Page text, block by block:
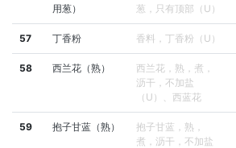
用葱） 葱，只有顶部（U）
57 丁香粉 香料，丁香粉（U）
58 西兰花（熟）
西兰花，熟，煮，
沥干，不加盐
（U）、西蓝花
59 抱子甘蓝（熟）
抱子甘蓝，熟，
煮，沥干，不加盐